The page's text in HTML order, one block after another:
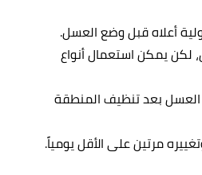
أعلاه قبل وضع العسل.
لكن يمكن استعمال أنواع
بعد تنظيف المنطقة
مرتين على الأقل يومياً.